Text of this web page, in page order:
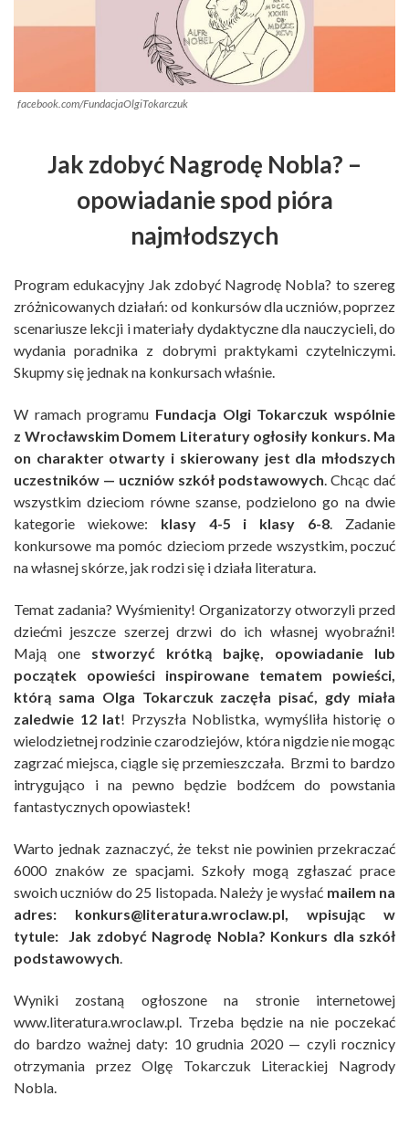
facebook.com/FundacjaOlgiTokarczuk
Jak zdobyć Nagrodę Nobla? –
opowiadanie spod pióra
najmłodszych
Program edukacyjny Jak zdobyć Nagrodę Nobla? to szereg
zróżnicowanych działań: od konkursów dla uczniów, poprzez
scenariusze lekcji i materiały dydaktyczne dla nauczycieli, do
wydania poradnika z dobrymi praktykami czytelniczymi.
Skupmy się jednak na konkursach właśnie.
W ramach programu Fundacja Olgi Tokarczuk wspólnie
z Wrocławskim Domem Literatury ogłosiły konkurs. Ma
on charakter otwarty i skierowany jest dla młodszych
uczestników — uczniów szkół podstawowych. Chcąc dać
wszystkim dzieciom równe szanse, podzielono go na dwie
kategorie wiekowe: klasy 4-5 i klasy 6-8. Zadanie
konkursowe ma pomóc dzieciom przede wszystkim, poczuć
na własnej skórze, jak rodzi się i działa literatura.
Temat zadania? Wyśmienity! Organizatorzy otworzyli przed
dziećmi jeszcze szerzej drzwi do ich własnej wyobraźni!
Mają one stworzyć krótką bajkę, opowiadanie lub
początek opowieści inspirowane tematem powieści,
którą sama Olga Tokarczuk zaczęła pisać, gdy miała
zaledwie 12 lat! Przyszła Noblistka, wymyśliła historię o
wielodzietnej rodzinie czarodziejów, która nigdzie nie mogąc
zagrzać miejsca, ciągle się przemieszczała. Brzmi to bardzo
intrygująco i na pewno będzie bodźcem do powstania
fantastycznych opowiastek!
Warto jednak zaznaczyć, że tekst nie powinien przekraczać
6000 znaków ze spacjami. Szkoły mogą zgłaszać prace
swoich uczniów do 25 listopada. Należy je wysłać mailem na
adres: konkurs@literatura.wroclaw.pl, wpisując w
tytule: Jak zdobyć Nagrodę Nobla? Konkurs dla szkół
podstawowych.
Wyniki zostaną ogłoszone na stronie internetowej
www.literatura.wroclaw.pl. Trzeba będzie na nie poczekać
do bardzo ważnej daty: 10 grudnia 2020 — czyli rocznicy
otrzymania przez Olgę Tokarczuk Literackiej Nagrody
Nobla.